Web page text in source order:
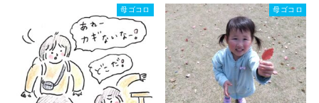
母ゴコロ 母ゴコロ